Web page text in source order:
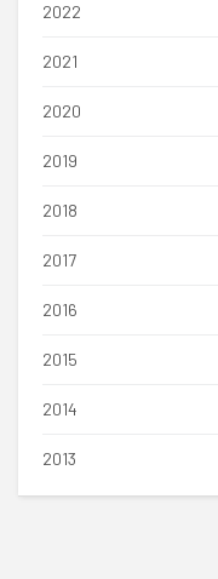
2022
2021
2020
2019
2018
2017
2016
2015
2014
2013